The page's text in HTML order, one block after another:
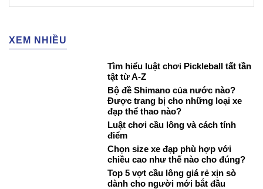
XEM NHIỀU
Tìm hiểu luật chơi Pickleball tất tần
tật từ A-Z
Bộ đề Shimano của nước nào?
Được trang bị cho những loại xe
đạp thể thao nào?
Luật chơi cầu lông và cách tính
điểm
Chọn size xe đạp phù hợp với
chiều cao như thế nào cho đúng?
Top 5 vợt cầu lông giá rẻ xịn sò
dành cho người mới bắt đầu